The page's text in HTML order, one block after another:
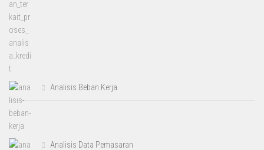
Analisis Beban Kerja
Analisis Data Pemasaran